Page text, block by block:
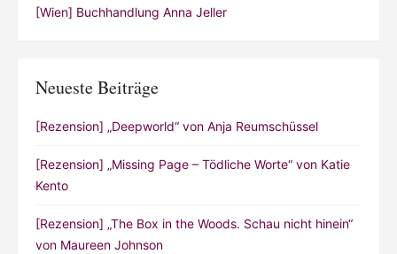
[Wien] Buchhandlung Anna Jeller
Neueste Beiträge
[Rezension] „Deepworld“ von Anja Reumschüssel
[Rezension] „Missing Page – Tödliche Worte“ von Katie
Kento
[Rezension] „The Box in the Woods. Schau nicht hinein“
von Maureen Johnson